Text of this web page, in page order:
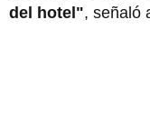
del hotel", señaló